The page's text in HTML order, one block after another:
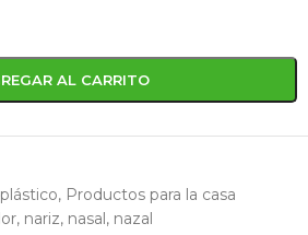
AL CARRITO
, Productos para la casa
, nariz, nasal, nazal